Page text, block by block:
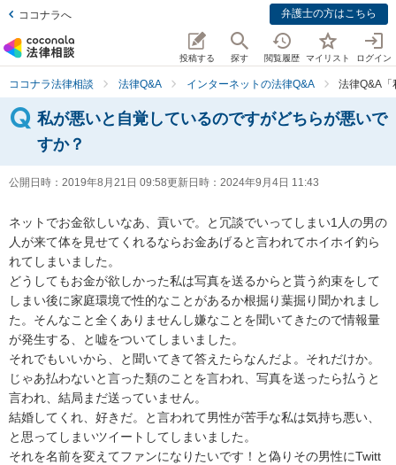
ココナラへ 弁護士の方はこちら
投稿する 探す 閲覧履歴 マイリスト ログイン
ココナラ法律相談 法律Q&A インターネットの法律Q&A 法律Q&A
私が悪いと自覚しているのですがどちらが悪いで
すか？
公開日時： 2019年8月21日 09:58更新日時： 2024年9月4日 11:43
ネットでお金欲しいなあ、貢いで。と冗談でいってしまい1人の男の
人が来て体を見せてくれるならお金あげると言われてホイホイ釣ら
れてしまいました。
どうしてもお金が欲しかった私は写真を送るからと貰う約束をして
しまい後に家庭環境で性的なことがあるか根掘り葉掘り聞かれまし
た。そんなこと全くありませんし嫌なことを聞いてきたので情報量
が発生する、と嘘をついてしまいました。
それでもいいから、と聞いてきて答えたらなんだよ。それだけか。
じゃあ払わないと言った類のことを言われ、写真を送ったら払うと
言われ、結局まだ送っていません。
結婚してくれ、好きだ。と言われて男性が苦手な私は気持ち悪い、
と思ってしまいツイートしてしまいました。
それを名前を変えてファンになりたいです！と偽りその男性にTwitt